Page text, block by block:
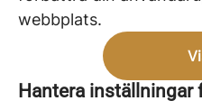
webbplats.
Hantera inställningar